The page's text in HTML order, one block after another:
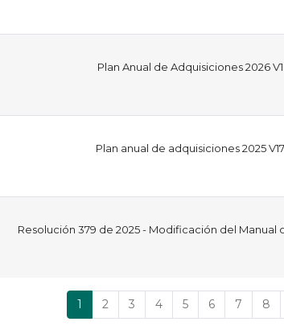
Plan Anual de Adquisiciones 2026 V1
Plan anual de adquisiciones 2025 V17
Resolución 379 de 2025 - Modificación del Manual
Página
actual
1 Página
2 Página
3 Página
4 Página
5 Página
6 Página
7 8